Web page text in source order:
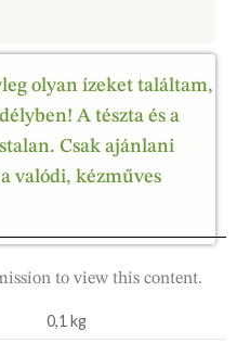
olyan ízeket találtam,
A tészta és a
Csak ajánlani
valódi, kézműves
to view this content.
0,1 kg